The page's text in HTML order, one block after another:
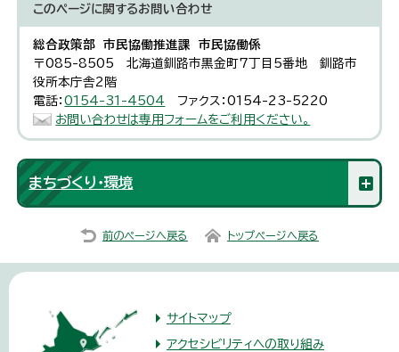
このページに関するお問い合わせ
総合政策部 市民協働推進課 市民協働係
〒085-8505 北海道釧路市黒金町7丁目5番地 釧路市
役所本庁舎2階
電話：0154-31-4504
ファクス：0154-23-5220
お問い合わせは専用フォームをご利用ください。
まちづくり・環境
前のページへ戻る トップページへ戻る
サイトマップ
アクセシビリティへの取り組み